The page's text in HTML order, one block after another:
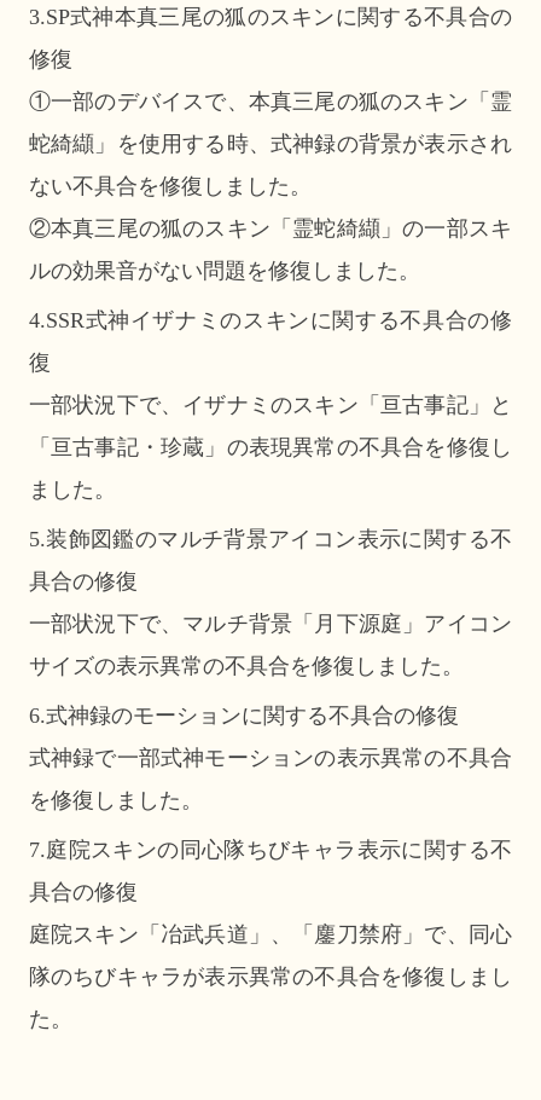
3.SP式神本真三尾の狐のスキンに関する不具合の
修復
①一部のデバイスで、本真三尾の狐のスキン「霊
蛇綺纈」を使用する時、式神録の背景が表示され
ない不具合を修復しました。
②本真三尾の狐のスキン「霊蛇綺纈」の一部スキ
ルの効果音がない問題を修復しました。
4.SSR式神イザナミのスキンに関する不具合の修
復
一部状況下で、イザナミのスキン「亘古事記」と
「亘古事記・珍蔵」の表現異常の不具合を修復し
ました。
5.装飾図鑑のマルチ背景アイコン表示に関する不
具合の修復
一部状況下で、マルチ背景「月下源庭」アイコン
サイズの表示異常の不具合を修復しました。
6.式神録のモーションに関する不具合の修復
式神録で一部式神モーションの表示異常の不具合
を修復しました。
7.庭院スキンの同心隊ちびキャラ表示に関する不
具合の修復
庭院スキン「冶武兵道」、「鏖刀禁府」で、同心
隊のちびキャラが表示異常の不具合を修復しまし
た。